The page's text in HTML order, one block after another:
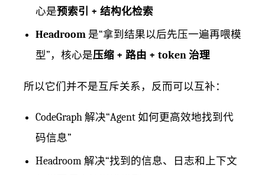
心是预索引 + 结构化检索
Headroom 是“拿到结果以后先压一遍再喂模
型”，核心是压缩 + 路由 + token 治理
所以它们并不是互斥关系，反而可以互补：
CodeGraph 解决“Agent 如何更高效地找到代
码信息”
Headroom 解决“找到的信息、日志和上下文